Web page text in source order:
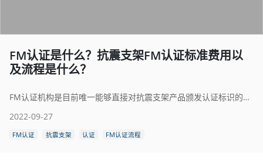
FM认证是什么？抗震支架FM认证标准费用以
及流程是什么？
FM认证机构是目前唯一能够直接对抗震支架产品颁发认证标识的机构，FM认证抗震支架标准也是目前唯一的标准。FM认证的证书在全球范围内被普遍承认，它向消费者表明该产品或服务已经通过国际最高标准的检测。FM全球公司的保险客户倾向于使用通过了FM认证的产品来保护他们的财产。
2022-09-27
FM认证 抗震支架 认证 FM认证流程